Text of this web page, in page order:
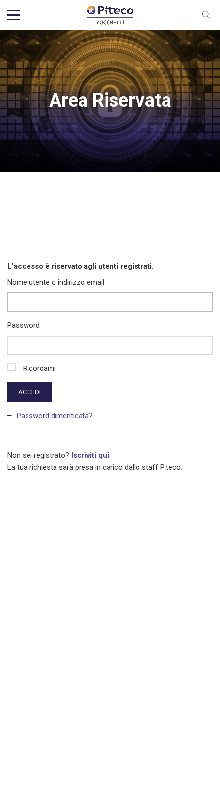
Area Riservata
L’accesso è riservato agli utenti registrati.
Nome utente o indirizzo email
Password
Ricordami
ACCEDI
Password dimenticata?
Non sei registrato? Iscriviti qui.
La tua richiesta sarà presa in carico dallo staff Piteco.